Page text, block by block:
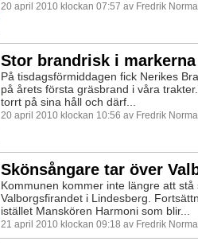
20 april 2010 klockan 07:57 av Fredrik
Stor brandrisk i markerna
På tisdagsförmiddagen fick Nerikes
på årets första gräsbrand i våra
torrt på sina håll och därf...
20 april 2010 klockan 10:56 av Fredrik
Skönsångare tar över
Kommunen kommer inte längre att
Valborgsfirandet i Lindesberg.
istället Manskören Harmoni som blir...
21 april 2010 klockan 09:18 av Fredrik